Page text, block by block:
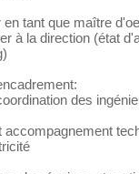
en tant que maître
à la direction (état
des
accompagnement